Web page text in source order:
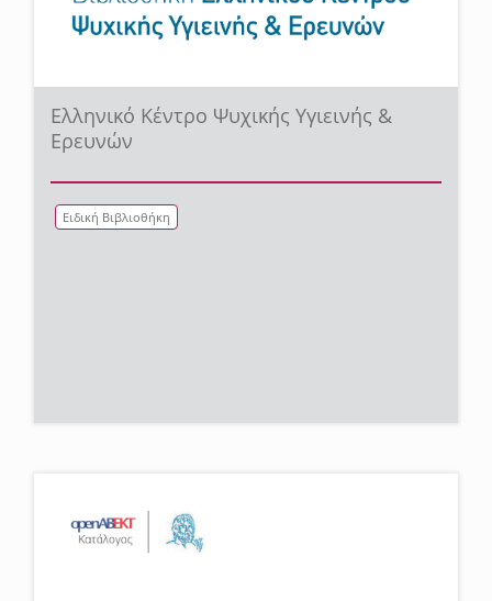
Ελληνικό Κέντρο Ψυχικής Υγιεινής &
Ερευνών
Ειδική Βιβλιοθήκη